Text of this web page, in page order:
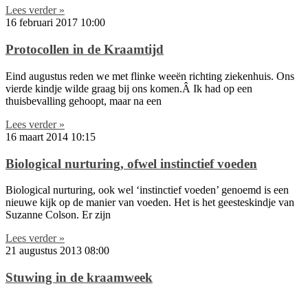
Lees verder »
16 februari 2017 10:00
Protocollen in de Kraamtijd
Eind augustus reden we met flinke weeën richting ziekenhuis. Ons
vierde kindje wilde graag bij ons komen.Â Ik had op een
thuisbevalling gehoopt, maar na een
Lees verder »
16 maart 2014 10:15
Biological nurturing, ofwel instinctief voeden
Biological nurturing, ook wel ‘instinctief voeden’ genoemd is een
nieuwe kijk op de manier van voeden. Het is het geesteskindje van
Suzanne Colson. Er zijn
Lees verder »
21 augustus 2013 08:00
Stuwing in de kraamweek